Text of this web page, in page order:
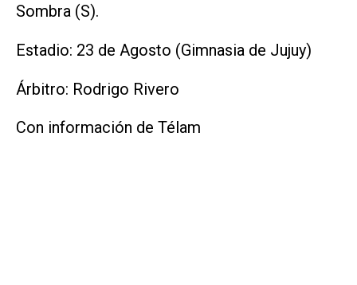
Sombra (S).
Estadio: 23 de Agosto (Gimnasia de Jujuy)
Árbitro: Rodrigo Rivero
Con información de Télam